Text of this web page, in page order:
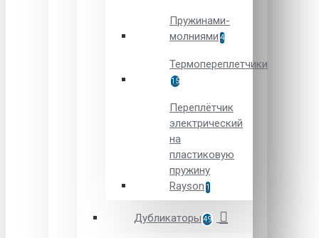
Пружинами-
молниями 4
Термопереплетчики
15
Переплётчик
электрический
на
пластиковую
пружину
Rayson 1
Дубликаторы 49